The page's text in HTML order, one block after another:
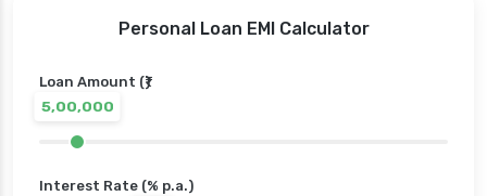
Personal Loan EMI Calculator
Loan Amount (₹)
5,00,000
Interest Rate (% p.a.)